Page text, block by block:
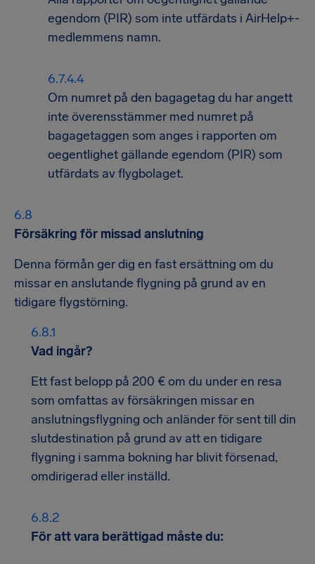
egendom (PIR) som inte utfärdats i AirHelp+-
medlemmens namn.
Om numret på den bagagetag du har angett
inte överensstämmer med numret på
bagagetaggen som anges i rapporten om
oegentlighet gällande egendom (PIR) som
utfärdats av flygbolaget.
Försäkring för missad anslutning
Denna förmån ger dig en fast ersättning om du
missar en anslutande flygning på grund av en
tidigare flygstörning.
Vad ingår?
Ett fast belopp på 200 € om du under en resa
som omfattas av försäkringen missar en
anslutningsflygning och anländer för sent till din
slutdestination på grund av att en tidigare
flygning i samma bokning har blivit försenad,
omdirigerad eller inställd.
För att vara berättigad måste du: